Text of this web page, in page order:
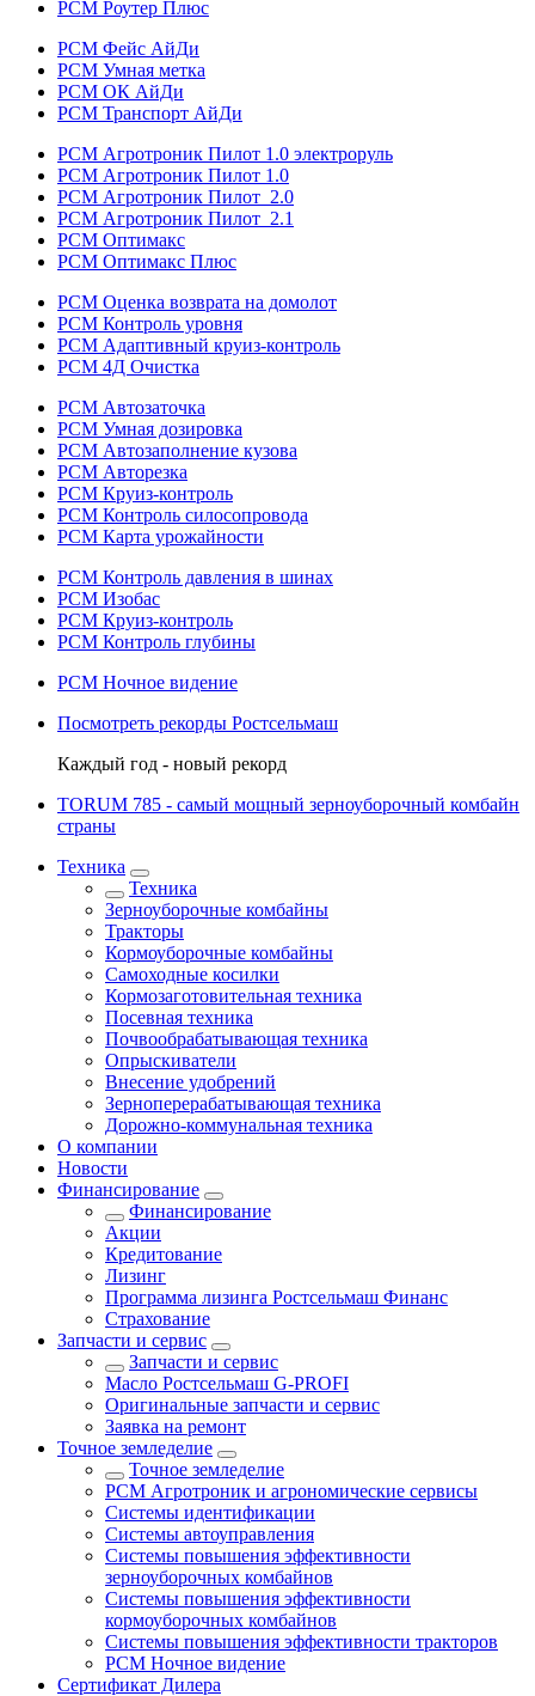
РСМ Роутер Плюс
РСМ Фейс АйДи
РСМ Умная метка
РСМ ОК АйДи
РСМ Транспорт АйДи
РСМ Агротроник Пилот 1.0 электроруль
РСМ Агротроник Пилот 1.0
РСМ Агротроник Пилот 2.0
РСМ Агротроник Пилот 2.1
РСМ Оптимакс
РСМ Оптимакс Плюс
РСМ Оценка возврата на домолот
РСМ Контроль уровня
РСМ Адаптивный круиз-контроль
РСМ 4Д Очистка
РСМ Автозаточка
РСМ Умная дозировка
РСМ Автозаполнение кузова
РСМ Авторезка
РСМ Круиз-контроль
РСМ Контроль силосопровода
РСМ Карта урожайности
РСМ Контроль давления в шинах
РСМ Изобас
РСМ Круиз-контроль
РСМ Контроль глубины
РСМ Ночное видение
Посмотреть рекорды Ростсельмаш
Каждый год - новый рекорд
TORUM 785 - cамый мощный зерноуборочный комбайн
страны
Техника
Техника
Зерноуборочные комбайны
Тракторы
Кормоуборочные комбайны
Самоходные косилки
Кормозаготовительная техника
Посевная техника
Почвообрабатывающая техника
Опрыскиватели
Внесение удобрений
Зерноперерабатывающая техника
Дорожно-коммунальная техника
О компании
Новости
Финансирование
Финансирование
Акции
Кредитование
Лизинг
Программа лизинга Ростсельмаш Финанс
Страхование
Запчасти и сервис
Запчасти и сервис
Масло Ростсельмаш G-PROFI
Оригинальные запчасти и сервис
Заявка на ремонт
Точное земледелие
Точное земледелие
РСМ Агротроник и агрономические сервисы
Системы идентификации
Системы автоуправления
Системы повышения эффективности
зерноуборочных комбайнов
Системы повышения эффективности
кормоуборочных комбайнов
Системы повышения эффективности тракторов
РСМ Ночное видение
Сертификат Дилера